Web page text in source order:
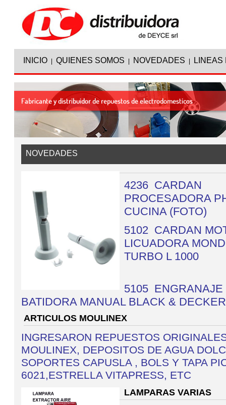
INICIO QUIENES SOMOS NOVEDADES LINEAS
NOVEDADES
4236 CARDAN
PROCESADORA
CUCINA (FOTO)
5102 CARDAN
LICUADORA
TURBO L 1000
5105 ENGRANAJE
BATIDORA MANUAL BLACK &
ARTICULOS MOULINEX
INGRESARON REPUESTOS
MOULINEX, DEPOSITOS DE AGUA
SOPORTES CAPUSLA , BOLS Y TAPA
6021,ESTRELLA VITAPRESS, ETC
LAMPARAS VARIAS